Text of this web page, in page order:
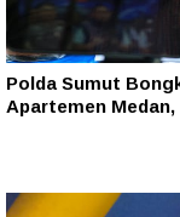
Polda Sumut
Apartemen